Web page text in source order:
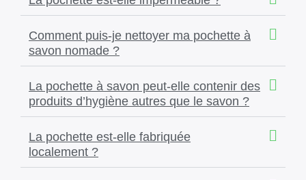
Comment puis-je nettoyer ma pochette à
savon nomade ?
La pochette à savon peut-elle contenir des
produits d’hygiène autres que le savon ?
La pochette est-elle fabriquée
localement ?